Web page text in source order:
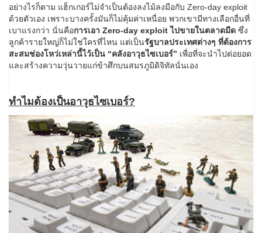
อย่างไรก็ตาม แฮ็กเกอร์ไม่จำเป็นต้องลงไม้ลงมือกับ Zero-day exploit
ด้วยตัวเอง เพราะบางครั้งมันก็ไม่คุ้มค่าเหนื่อย พวกเขามีทางเลือกอื่นที่
เบาแรงกว่า นั่นคือการเอา Zero-day exploit ไปขายในตลาดมืด ซึ่ง
ลูกค้ารายใหญ่ก็ไม่ใช่ใครที่ไหน แต่เป็นรัฐบาลประเทศต่างๆ ที่ต้องการ
สะสมช่องโหว่เหล่านี้ไว้เป็น “คลังอาวุธไซเบอร์” เพื่อที่จะนำไปต่อยอด
และสร้างความวุ่นวายแก่ข้าศึกบนสมรภูมิดิจิทัลนั่นเอง
ทำไมต้องเป็นอาวุธไซเบอร์?